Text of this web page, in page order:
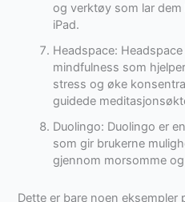
og verktøy som lar
iPad.
Headspace:
mindfulness som
stress og øke
guidede
Duolingo: Duolingo er
som gir brukerne
gjennom morsomme
Dette er bare noen eksempler